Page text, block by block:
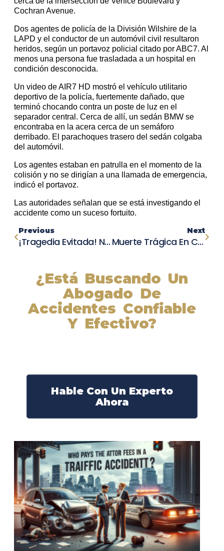
Cochran Avenue.
Dos agentes de policía de la División Wilshire de la
LAPD y el conductor de un automóvil civil resultaron
heridos, según un portavoz policial citado por ABC7. Al
menos una persona fue trasladada a un hospital en
condición desconocida.
Un video de AIR7 HD mostró el vehículo utilitario
deportivo de la policía, fuertemente dañado, que
terminó chocando contra un poste de luz en el
separador central. Cerca de allí, un sedán BMW se
encontraba en la acera cerca de un semáforo
derribado. El parachoques trasero del sedán colgaba
del automóvil.
Los agentes estaban en patrulla en el momento de la
colisión y no se dirigían a una llamada de emergencia,
indicó el portavoz.
Las autoridades señalan que se está investigando el
accidente como un suceso fortuito.
Previous
¡Tragedia Evitada! Niño De 8 Años Sobrevive Milagrosamente A Accidente Vehicular En Miramar
Next
Muerte Trágica En Carretera 180: Mujer Y Su Canino Fallecen Al Tropezar Con Cables De Alta Tensión
¿Está Buscando Un
Abogado De
Accidentes Confiable
Y Efectivo?
Hable Con Un Experto
Ahora